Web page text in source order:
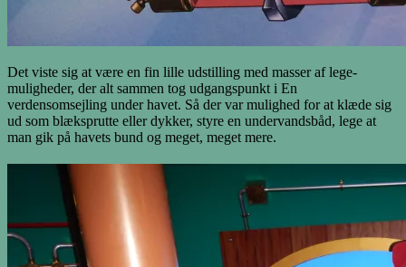
Det viste sig at være en fin lille udstilling med masser af lege-
muligheder, der alt sammen tog udgangspunkt i En
verdensomsejling under havet. Så der var mulighed for at klæde sig
ud som blæksprutte eller dykker, styre en undervandsbåd, lege at
man gik på havets bund og meget, meget mere.